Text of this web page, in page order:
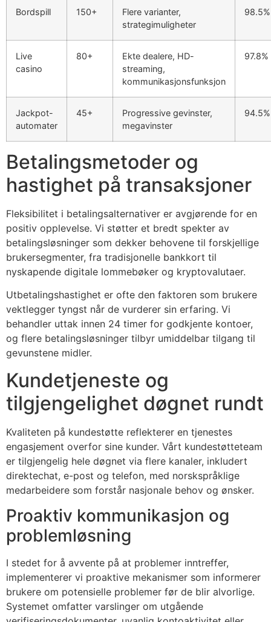
panel
panel
panel
panel
panel
panel
panel
panel
panel
panel
panel
panel
panel
panel
panel
panel
panel
panel
panel
satın al
Panel
Panel
Bordspill 150+
Flere varianter,
strategimuligheter
98.5%
Live
casino
80+
Ekte dealere, HD-
streaming,
kommunikasjonsfunksjon
97.8%
Jackpot-
automater
45+
Progressive gevinster,
megavinster
94.5%
Betalingsmetoder og
hastighet på transaksjoner
Fleksibilitet i betalingsalternativer er avgjørende for en
positiv opplevelse. Vi støtter et bredt spekter av
betalingsløsninger som dekker behovene til forskjellige
brukersegmenter, fra tradisjonelle bankkort til
nyskapende digitale lommebøker og kryptovalutaer.
Utbetalingshastighet er ofte den faktoren som brukere
vektlegger tyngst når de vurderer sin erfaring. Vi
behandler uttak innen 24 timer for godkjente kontoer,
og flere betalingsløsninger tilbyr umiddelbar tilgang til
gevunstene midler.
Kundetjeneste og
tilgjengelighet døgnet rundt
Kvaliteten på kundestøtte reflekterer en tjenestes
engasjement overfor sine kunder. Vårt kundestøtteteam
er tilgjengelig hele døgnet via flere kanaler, inkludert
direktechat, e-post og telefon, med norskspråklige
medarbeidere som forstår nasjonale behov og ønsker.
Proaktiv kommunikasjon og
problemløsning
I stedet for å avvente på at problemer inntreffer,
implementerer vi proaktive mekanismer som informerer
brukere om potensielle problemer før de blir alvorlige.
Systemet omfatter varslinger om utgående